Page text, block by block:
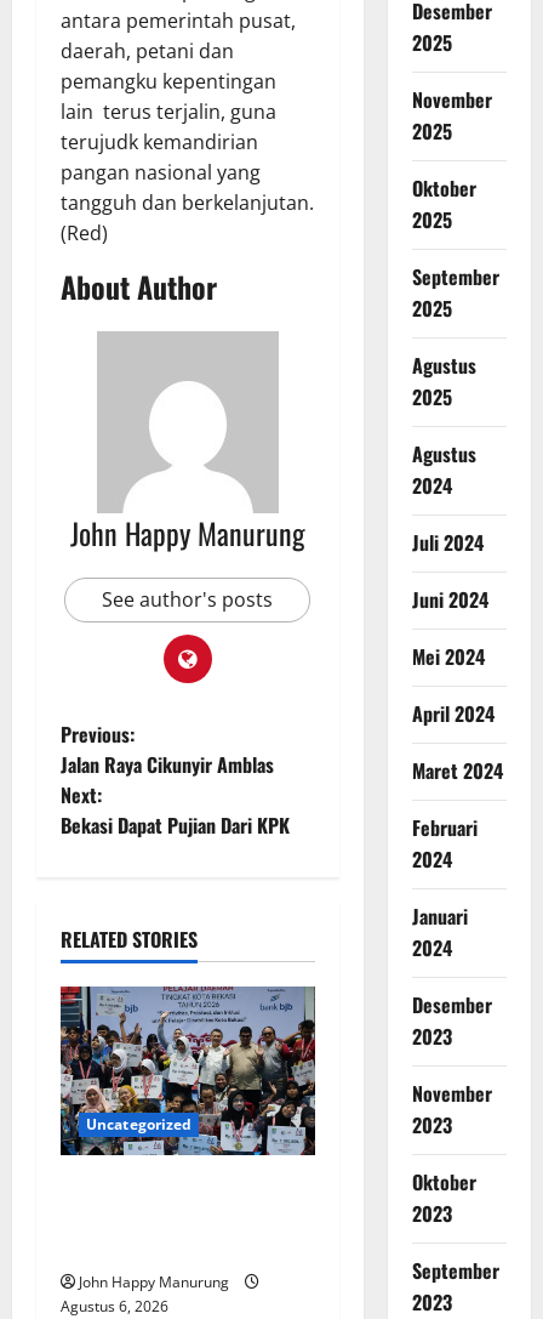
antara pemerintah pusat,
daerah, petani dan
pemangku kepentingan
lain terus terjalin, guna
terujudk kemandirian
pangan nasional yang
tangguh dan berkelanjutan.
(Red)
About Author
John Happy Manurung
See author's posts
Previous:
Jalan Raya Cikunyir Amblas
Next:
Bekasi Dapat Pujian Dari KPK
RELATED STORIES
Uncategorized
John Happy Manurung
Agustus 6, 2026
Desember
2025
November
2025
Oktober
2025
September
2025
Agustus
2025
Agustus
2024
Juli 2024
Juni 2024
Mei 2024
April 2024
Maret 2024
Februari
2024
Januari
2024
Desember
2023
November
2023
Oktober
2023
September
2023